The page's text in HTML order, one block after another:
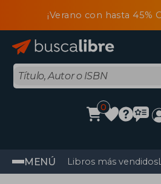
¡Verano con hasta 45%
0
MENÚ Libros más vendidos